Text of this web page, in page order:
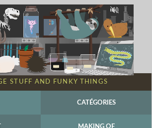
STUFF AND FUNKY THINGS
CATÉGORIES
MAKING OF